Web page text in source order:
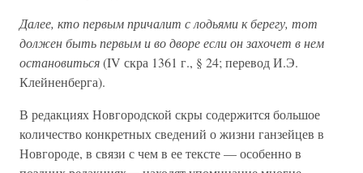
Далее, кто первым причалит с лодьями к берегу, тот
должен быть первым и во дворе если он захочет в нем
остановиться(IV скра 1361 г., § 24; перевод И.Э.
Клейненберга).
В редакциях Новгородской скры содержится большое
количество конкретных сведений о жизни ганзейцев в
Новгороде, в связи с чем в ее тексте — особенно в